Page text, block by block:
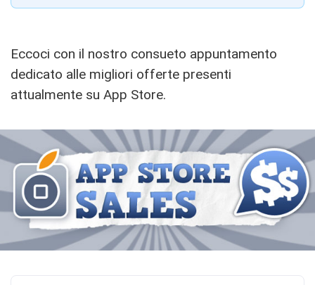
Eccoci con il nostro consueto appuntamento
dedicato alle migliori offerte presenti
attualmente su App Store.